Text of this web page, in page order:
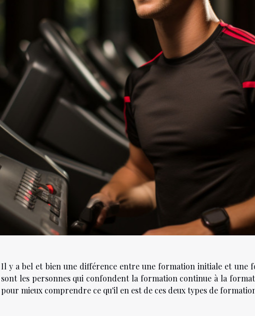
Il y a bel et bien une différence entre une formation initiale et une
sont les personnes qui confondent la formation continue à la
pour mieux comprendre ce qu'il en est de ces deux types de